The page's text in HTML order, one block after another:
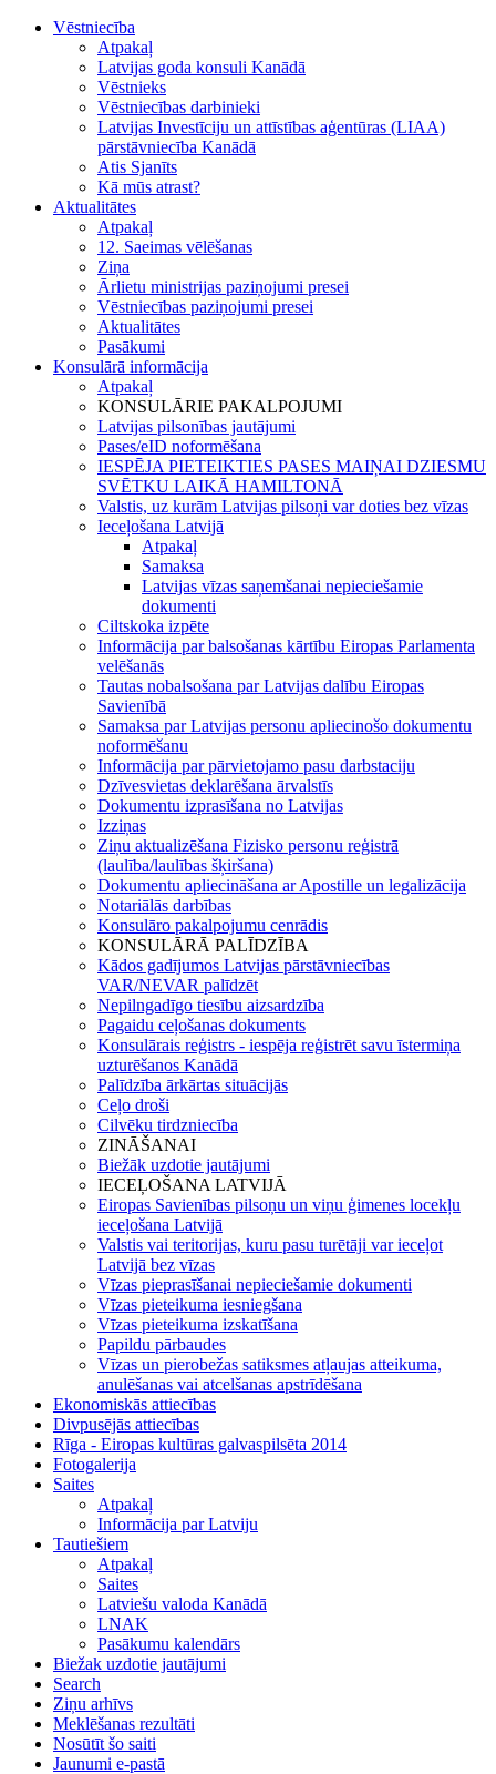
Vēstniecība
Atpakaļ
Latvijas goda konsuli Kanādā
Vēstnieks
Vēstniecības darbinieki
Latvijas Investīciju un attīstības aģentūras (LIAA)
pārstāvniecība Kanādā
Atis Sjanīts
Kā mūs atrast?
Aktualitātes
Atpakaļ
12. Saeimas vēlēšanas
Ziņa
Ārlietu ministrijas paziņojumi presei
Vēstniecības paziņojumi presei
Aktualitātes
Pasākumi
Konsulārā informācija
Atpakaļ
KONSULĀRIE PAKALPOJUMI
Latvijas pilsonības jautājumi
Pases/eID noformēšana
IESPĒJA PIETEIKTIES PASES MAIŅAI DZIESMU
SVĒTKU LAIKĀ HAMILTONĀ
Valstis, uz kurām Latvijas pilsoņi var doties bez vīzas
Ieceļošana Latvijā
Atpakaļ
Samaksa
Latvijas vīzas saņemšanai nepieciešamie
dokumenti
Ciltskoka izpēte
Informācija par balsošanas kārtību Eiropas Parlamenta
velēšanās
Tautas nobalsošana par Latvijas dalību Eiropas
Savienībā
Samaksa par Latvijas personu apliecinošo dokumentu
noformēšanu
Informācija par pārvietojamo pasu darbstaciju
Dzīvesvietas deklarēšana ārvalstīs
Dokumentu izprasīšana no Latvijas
Izziņas
Ziņu aktualizēšana Fizisko personu reģistrā
(laulība/laulības šķiršana)
Dokumentu apliecināšana ar Apostille un legalizācija
Notariālās darbības
Konsulāro pakalpojumu cenrādis
KONSULĀRĀ PALĪDZĪBA
Kādos gadījumos Latvijas pārstāvniecības
VAR/NEVAR palīdzēt
Nepilngadīgo tiesību aizsardzība
Pagaidu ceļošanas dokuments
Konsulārais reģistrs - iespēja reģistrēt savu īstermiņa
uzturēšanos Kanādā
Palīdzība ārkārtas situācijās
Ceļo droši
Cilvēku tirdzniecība
ZINĀŠANAI
Biežāk uzdotie jautājumi
IECEĻOŠANA LATVIJĀ
Eiropas Savienības pilsoņu un viņu ģimenes locekļu
ieceļošana Latvijā
Valstis vai teritorijas, kuru pasu turētāji var ieceļot
Latvijā bez vīzas
Vīzas pieprasīšanai nepieciešamie dokumenti
Vīzas pieteikuma iesniegšana
Vīzas pieteikuma izskatīšana
Papildu pārbaudes
Vīzas un pierobežas satiksmes atļaujas atteikuma,
anulēšanas vai atcelšanas apstrīdēšana
Ekonomiskās attiecības
Divpusējās attiecības
Rīga - Eiropas kultūras galvaspilsēta 2014
Fotogalerija
Saites
Atpakaļ
Informācija par Latviju
Tautiešiem
Atpakaļ
Saites
Latviešu valoda Kanādā
LNAK
Pasākumu kalendārs
Biežak uzdotie jautājumi
Search
Ziņu arhīvs
Meklēšanas rezultāti
Nosūtīt šo saiti
Jaunumi e-pastā